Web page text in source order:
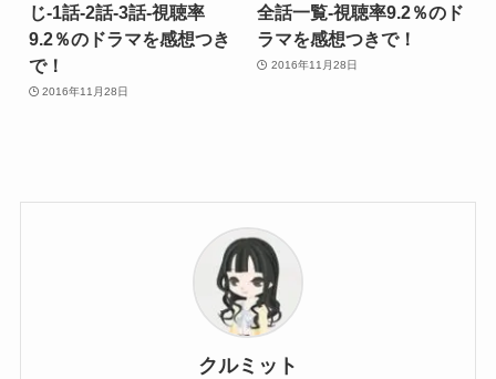
じ-1話-2話-3話-視聴率
9.2％のドラマを感想つき
で！
2016年11月28日
全話一覧-視聴率9.2％のド
ラマを感想つきで！
2016年11月28日
クルミット